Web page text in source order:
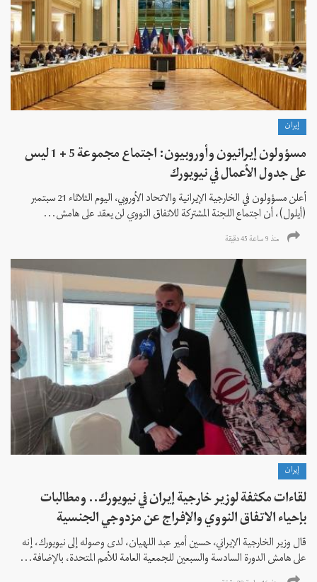
إيران
مسؤولون إيرانيون وأوروبيون: اجتماع مجموعة 5 + 1 ليس
على جدول الأعمال في نيويورك
أعلن مسؤولون في الخارجية الإيرانية والاتحاد الأوروبي، اليوم الثلاثاء 21 سبتمبر
(أيلول)، أن اجتماع اللجنة المشتركة للاتفاق النووي لن يعقد على هامش...
منذ 9 ساعة 45 دقیقة
إيران
لقاءات مكثفة لوزير خارجية إيران في نيويورك.. ومطالبات
بإحياء الاتفاق النووي والإفراج عن مزدوجي الجنسية
قال وزير الخارجية الإيراني، حسين أمير عبد اللهيان، لدى وصوله إلى نيويورك، إنه
على هامش الدورة السادسة والسبعين للجمعية العامة للأمم المتحدة، بالإضافة...